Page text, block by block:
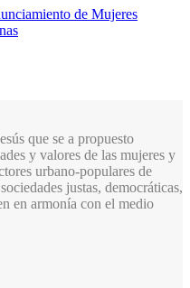
de Mujeres
que se a propuesto
y valores de las mujeres y
urbano-populares de
justas, democráticas,
en armonía con el medio